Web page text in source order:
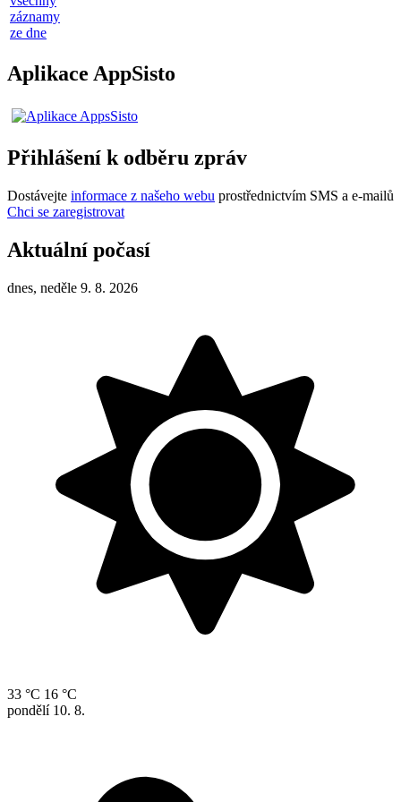
záznamy
ze dne
Aplikace AppSisto
Přihlášení k odběru zpráv
Dostávejte informace z našeho webu prostřednictvím SMS a e-mailů
Chci se zaregistrovat
Aktuální počasí
dnes, neděle 9. 8. 2026
33 °C 16 °C
pondělí 10. 8.